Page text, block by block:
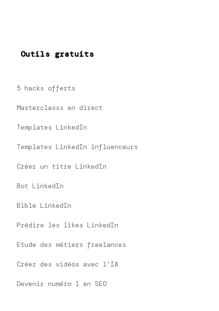
Outils gratuits
5 hacks offerts
Masterclasss en direct
Templates LinkedIn
Templates LinkedIn influenceurs
Créer un titre LinkedIn
Bot LinkedIn
Bible LinkedIn
Prédire les likes LinkedIn
Etude des métiers freelances
Créer des vidéos avec l'IA
Devenir numéro 1 en SEO